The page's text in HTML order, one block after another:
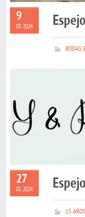
9
03 2024
BODAS,
27
01 2024
15 AÑOS